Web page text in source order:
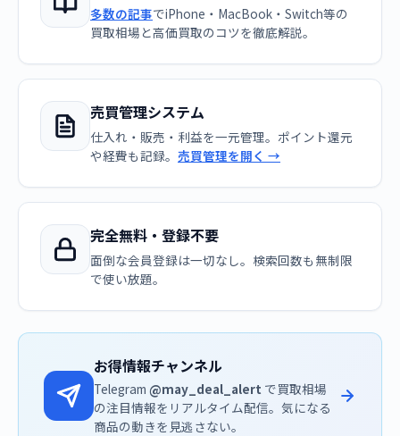
多数の記事でiPhone・MacBook・Switch等の
買取相場と高価買取のコツを徹底解説。
売買管理システム
仕入れ・販売・利益を一元管理。ポイント還元
や経費も記録。 売買管理を開く →
完全無料・登録不要
面倒な会員登録は一切なし。検索回数も無制限
で使い放題。
お得情報チャンネル
Telegram @may_deal_alert で買取相場
の注目情報をリアルタイム配信。気になる
商品の動きを見逃さない。